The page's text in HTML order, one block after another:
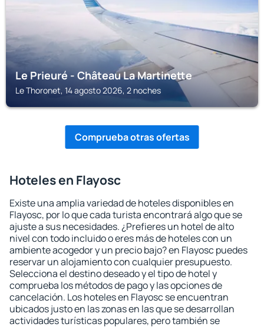
Le Prieuré - Château La Martinette
Le Thoronet, 14 agosto 2026, 2 noches
Comprueba otras ofertas
Hoteles en Flayosc
Existe una amplia variedad de hoteles disponibles en
Flayosc, por lo que cada turista encontrará algo que se
ajuste a sus necesidades. ¿Prefieres un hotel de alto
nivel con todo incluido o eres más de hoteles con un
ambiente acogedor y un precio bajo? en Flayosc puedes
reservar un alojamiento con cualquier presupuesto.
Selecciona el destino deseado y el tipo de hotel y
comprueba los métodos de pago y las opciones de
cancelación. Los hoteles en Flayosc se encuentran
ubicados justo en las zonas en las que se desarrollan
actividades turísticas populares, pero también se